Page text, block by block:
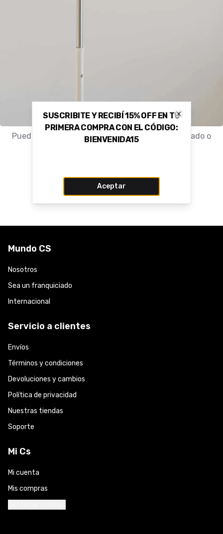
Puede que el producto haya sido movido, eliminado o
Volver a la tienda
Mundo CS
Nosotros
Sea un franquiciado
Internacional
Servicio a clientes
Envíos
Términos y condiciones
Devoluciones y cambios
Política de privacidad
Nuestras tiendas
Soporte
Mi Cs
Mi cuenta
Mis compras
SUSCRIBITE Y RECIBÍ 15% OFF EN TU
PRIMERA COMPRA CON EL CÓDIGO:
BIENVENIDA15
Aceptar